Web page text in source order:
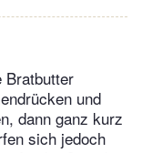
Bratbutter
und
dann ganz kurz
sich jedoch